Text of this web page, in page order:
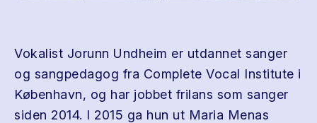
Vokalist Jorunn Undheim er utdannet sanger
og sangpedagog fra Complete Vocal Institute i
København, og har jobbet frilans som sanger
siden 2014. I 2015 ga hun ut Maria Menas